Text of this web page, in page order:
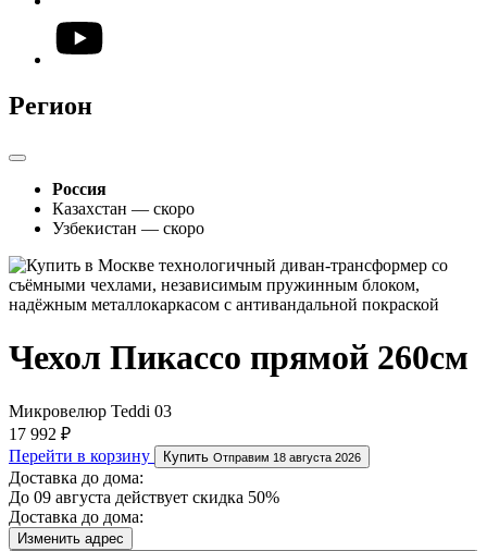
Регион
Россия
Казахстан — скоро
Узбекистан — скоро
Чехол Пикассо прямой 260см
Микровелюр Teddi 03
17 992 ₽
Перейти в корзину
Купить Отправим 18 августа 2026
Доставка до дома:
До 09 августа действует скидка 50%
Доставка до дома:
Изменить адрес